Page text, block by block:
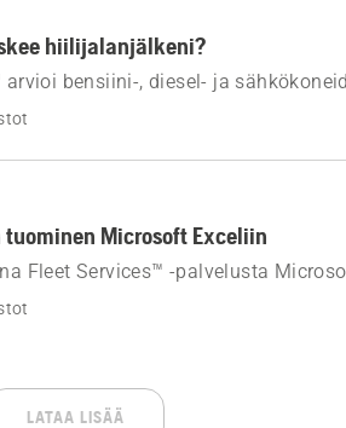
hiilijalanjälkeni?
bensiini-, diesel- ja
päästökertoimia ja koneen
Microsoft Exceliin
Fleet Services™ -palvelusta
LATAA LISÄÄ